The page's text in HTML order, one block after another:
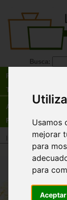
Usamos
mejorar
para
para
Aceptar
Busca:
Recetas
Tienda
Actualidad
Registro
Tienda>